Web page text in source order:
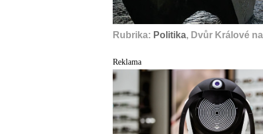
Rubrika: Politika, Dvůr Králové
Reklama